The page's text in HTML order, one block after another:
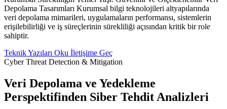
Depolama Tasarımları Kurumsal bilgi teknolojileri altyapılarında
veri depolama mimarileri, uygulamaların performansı, sistemlerin
erişilebilirliği ve iş süreçlerinin sürekliliği açısından kritik bir role
sahiptir.
Teknik Yazıları Oku İletişime Geç
Cyber Threat Detection & Mitigation
Veri Depolama ve Yedekleme
Perspektifinden Siber Tehdit Analizleri